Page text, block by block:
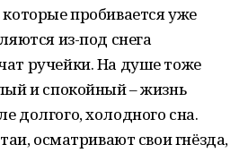
пробивается уже
из-под снега
ручейки. На душе тоже
и спокойный – жизнь
долгого, холодного сна.
осматривают свои гнёзда,